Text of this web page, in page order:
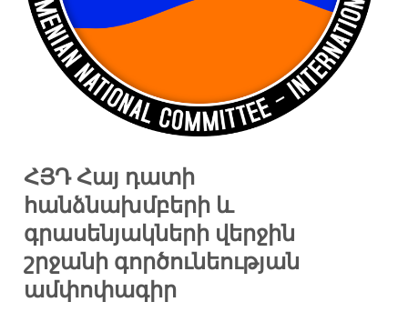
ՀՅԴ Հայ դատի
հանձնախմբերի և
գրասենյակների վերջին
շրջանի գործունեության
ամփոփագիր